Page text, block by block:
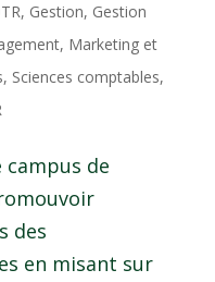
, Gestion, Gestion
, Marketing et
, Sciences comptables,
campus de
des
en misant sur